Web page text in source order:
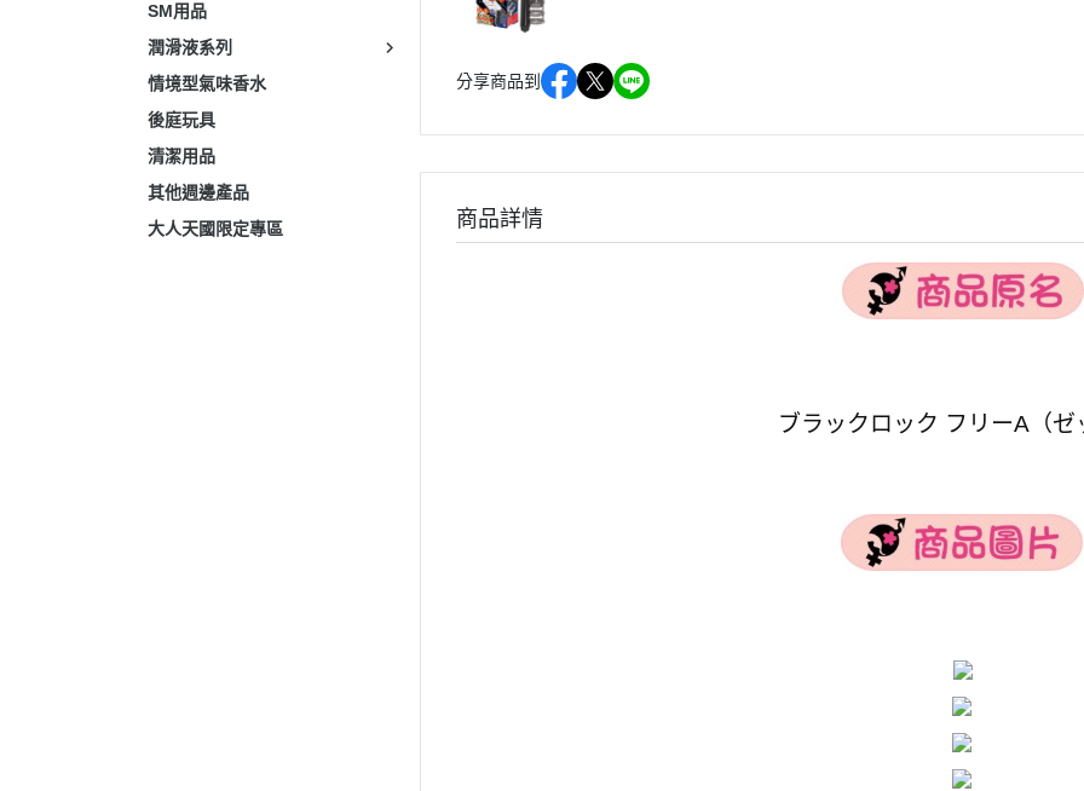
SM用品
潤滑液系列
情境型氣味香水
後庭玩具
清潔用品
其他週邊產品
大人天國限定專區
分享商品到
商品詳情
ブラックロック フリーA（ゼ